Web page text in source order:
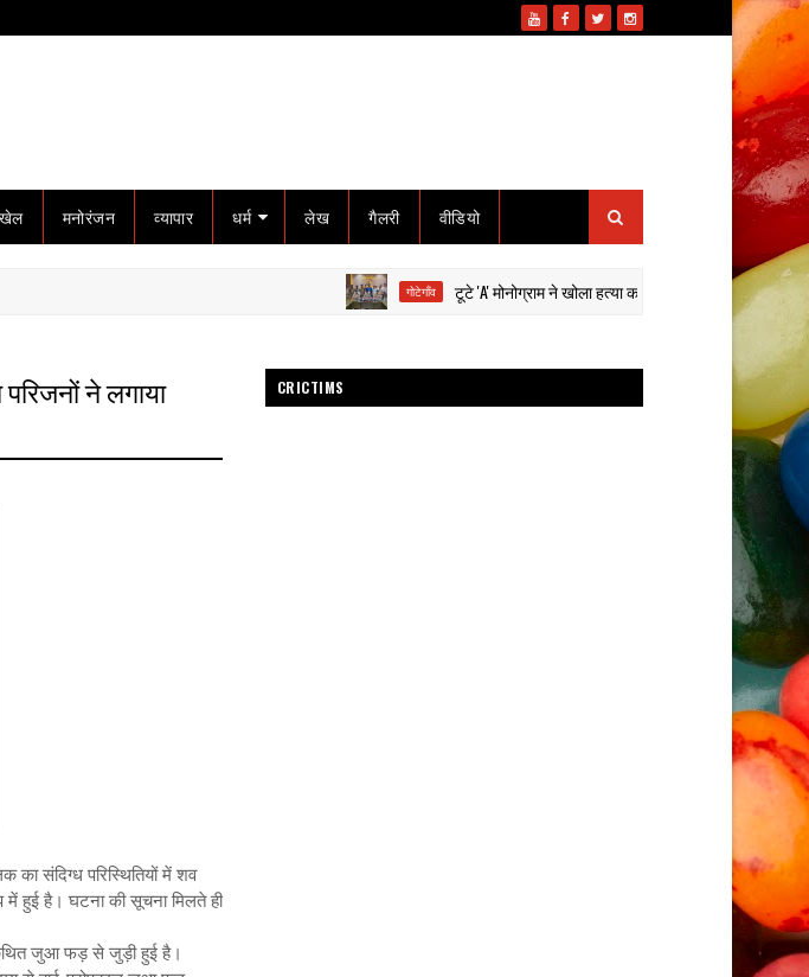
खेल मनोरंजन व्यापार धर्म लेख गैलरी वीडियो
गोटेगाँव टूटे 'A' मोनोग्राम ने खोला हत्या का राज: हाईवा से कुचलकर सड़क हादसा
ने लगाया
का संदिग्ध परिस्थितियों में शव
हुई है। घटना की सूचना मिलते ही
जुआ फड़ से जुड़ी हुई है।
CRICTIMS